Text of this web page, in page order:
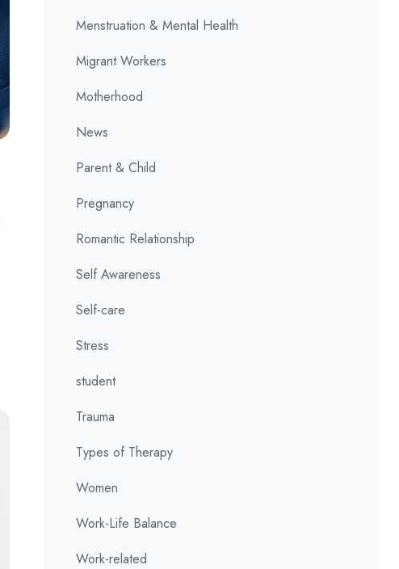
Menstruation & Mental Health
Migrant Workers
Motherhood
News
Parent & Child
Pregnancy
Romantic Relationship
Self Awareness
Self-care
Stress
student
Trauma
Types of Therapy
Women
Work-Life Balance
Work-related